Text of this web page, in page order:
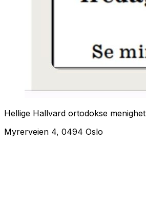
Hellige Hallvard ortodokse menighet
Myrerveien 4, 0494 Oslo